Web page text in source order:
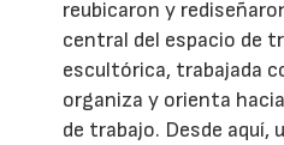
reubicaron y
central del espacio de
escultórica, trabajada
organiza y orienta
de trabajo. Desde aquí,